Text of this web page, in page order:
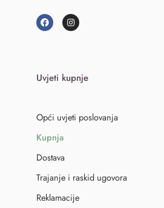
Uvjeti kupnje
Opći uvjeti poslovanja
Kupnja
Dostava
Trajanje i raskid ugovora
Reklamacije